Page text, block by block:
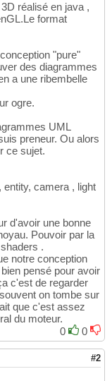
réalisé en java ,
format
"pure"
des diagrammes
a une ribembelle
ogre.
UML
preneur. Ou alors
ce sujet.
camera , light
d'avoir une bonne
Pouvoir par la
.
notre conception
pensé pour avoir
c'est de regarder
on tombe sur
que c'est assez
du moteur.
0
0
#2